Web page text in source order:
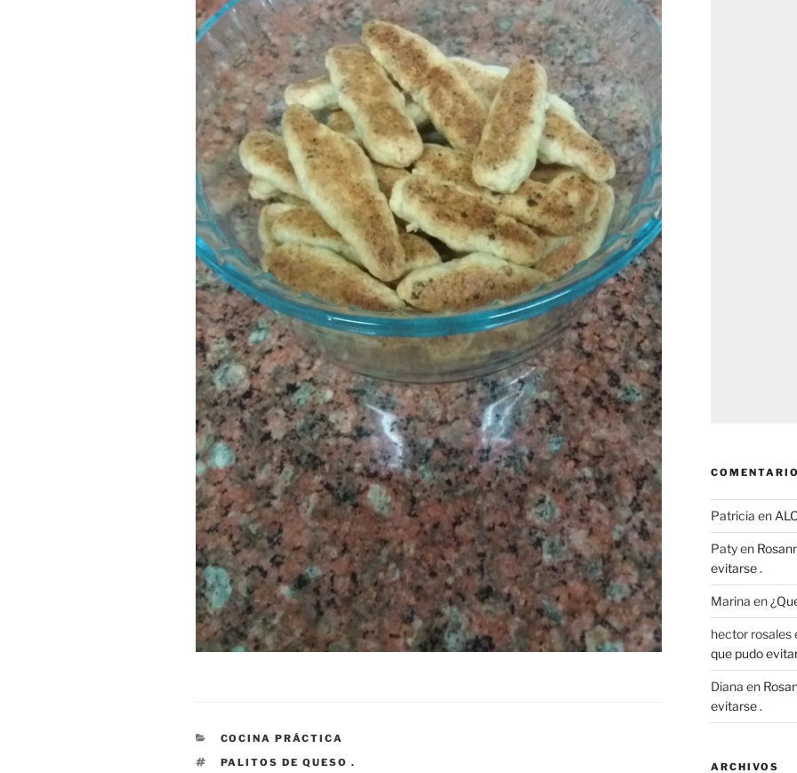
CATEGORÍAS
COCINA PRÁCTICA
ETIQUETAS
PALITOS DE QUESO .
Patricia en
Patyen
evitarse .
Marina en
hector rosales
que pudo
Diana en
evitarse .
ARCHIVOS